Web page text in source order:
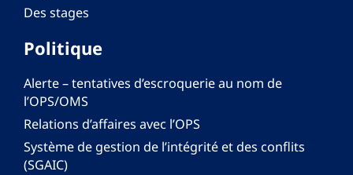
Des stages
Politique
Alerte – tentatives d’escroquerie au nom de
l’OPS/OMS
Relations d’affaires avec l’OPS
Système de gestion de l’intégrité et des conflits
(SGAIC)